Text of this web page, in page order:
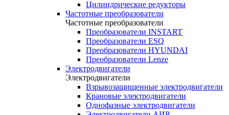
Цилиндрические редукторы
Частотные преобразователи
Частотные преобразователи
Преобразователи INSTART
Преобразователи ESQ
Преобразователи HYUNDAI
Преобразователи Lenze
Электродвигатели
Электродвигатели
Взрывозащищенные электродвигатели
Крановые электродвигатели
Однофазные электродвигатели